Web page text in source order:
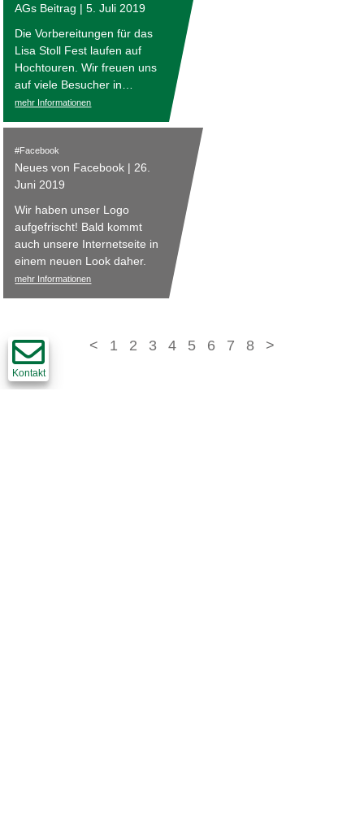
AGs Beitrag | 5. Juli 2019
Die Vorbereitungen für das
Lisa Stoll Fest laufen auf
Hochtouren. Wir freuen uns
auf viele Besucher in
Wilchingen!
mehr Informationen
Facebook
Neues von Facebook | 26.
Juni 2019
Wir haben unser Logo
aufgefrischt! Bald kommt
auch unsere Internetseite in
einem neuen Look daher.
mehr Informationen
< 1 2 3 4 5 6 7 8 >
Kontakt